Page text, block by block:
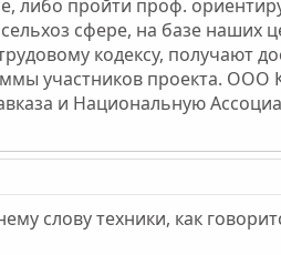
либо пройти проф.
сфере, на базе наших
кодексу, получают
участников проекта. ООО
и Национальную
слову техники, как